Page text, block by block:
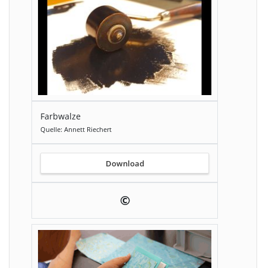
Farbwalze
Quelle: Annett Riechert
Download
©